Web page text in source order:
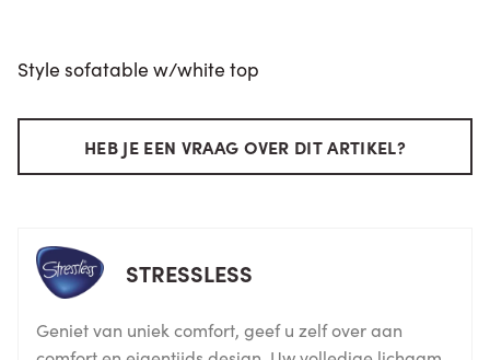
Style sofatable w/white top
HEB JE EEN VRAAG OVER DIT ARTIKEL?
STRESSLESS
Geniet van uniek comfort, geef u zelf over aan